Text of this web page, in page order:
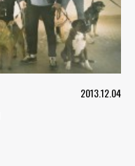
2013.12.04